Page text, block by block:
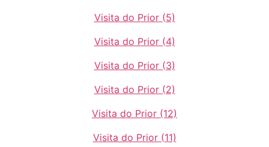
Visita do Prior (5)
Visita do Prior (4)
Visita do Prior (3)
Visita do Prior (2)
Visita do Prior (12)
Visita do Prior (11)